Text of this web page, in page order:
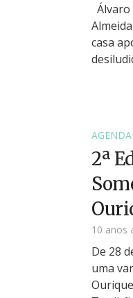
casa
AGENDA
2ª
10 anos
De 28
uma